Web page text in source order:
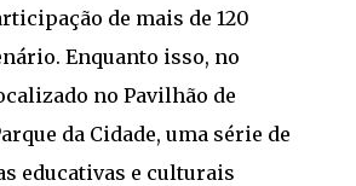
de mais de 120
Enquanto isso, no
no Pavilhão de
da Cidade, uma série de
educativas e culturais